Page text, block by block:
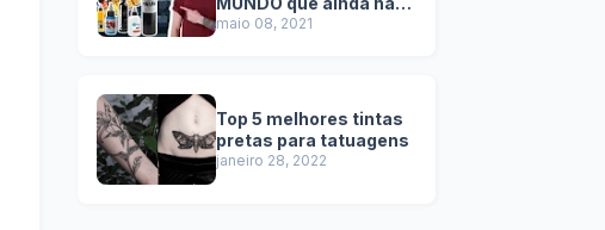
temos no BRASIL
maio 08, 2021
Top 5 melhores tintas
pretas para tatuagens
janeiro 28, 2022